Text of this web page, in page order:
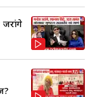
जरांगे